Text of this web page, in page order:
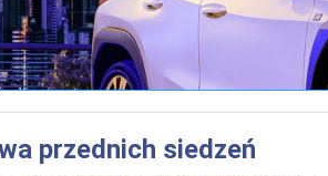
przednich siedzeń